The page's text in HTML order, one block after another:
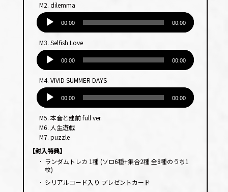
レー
ヤー
M2. dilemma
レー
ヤー
00:00 00:00
M3. Selfish Love
レー
ヤー
00:00 00:00
M4. VIVID SUMMER DAYS
レー
ヤー
00:00 00:00
M5. 本音と建前 full ver.
M6. 人生遊戯
M7. puzzle
【封入特典】
･ ランダムトレカ 1種 (ソロ6種+集合2種 全8種のうち1
枚)
･ シリアルコード入り プレゼントカード